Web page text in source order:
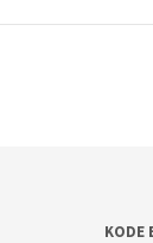
KODE